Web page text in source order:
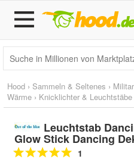
Hood › Sammeln & Seltenes ›
Wärme › Knicklichter & Leuchtstäbe
Leuchtstab
Glow Stick Dancing
1